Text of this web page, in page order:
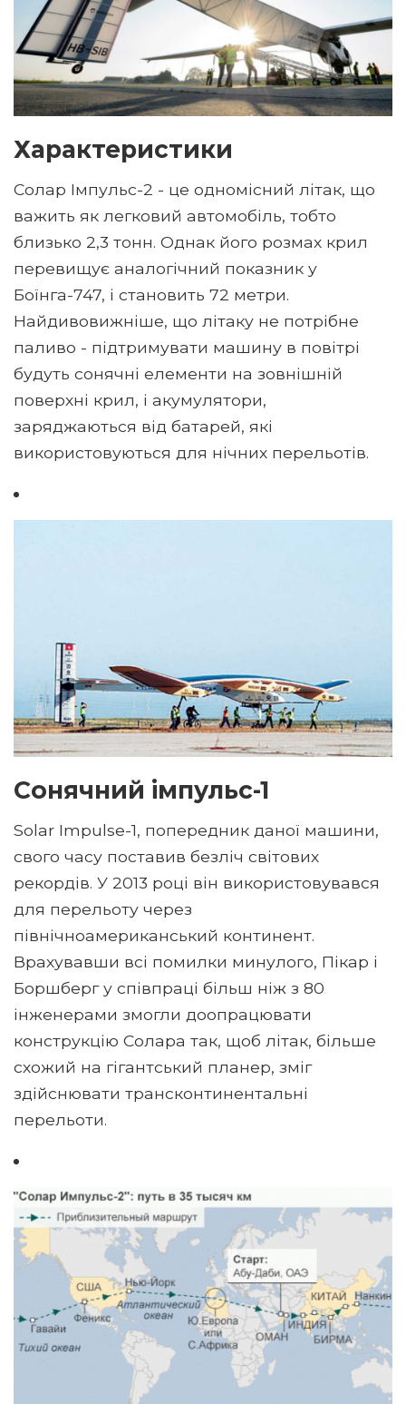
Характеристики
Солар Імпульс-2 - це одномісний літак, що
важить як легковий автомобіль, тобто
близько 2,3 тонн. Однак його розмах крил
перевищує аналогічний показник у
Боїнга-747, і становить 72 метри.
Найдивовижніше, що літаку не потрібне
паливо - підтримувати машину в повітрі
будуть сонячні елементи на зовнішній
поверхні крил, і акумулятори,
заряджаються від батарей, які
використовуються для нічних перельотів.
Сонячний імпульс-1
Solar Impulse-1, попередник даної машини,
свого часу поставив безліч світових
рекордів. У 2013 році він використовувався
для перельоту через
північноамериканський континент.
Врахувавши всі помилки минулого, Пікар і
Боршберг у співпраці більш ніж з 80
інженерами змогли доопрацювати
конструкцію Солара так, щоб літак, більше
схожий на гігантський планер, зміг
здійснювати трансконтинентальні
перельоти.